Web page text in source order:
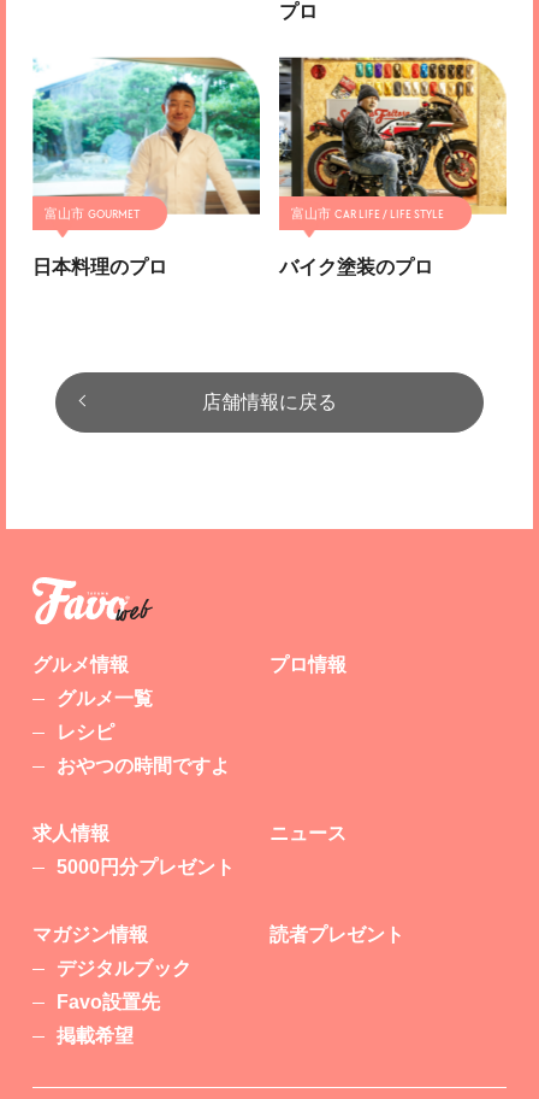
プロ
富山市
日本料理のプロ
富山市
バイク塗装のプロ
店舗情報に戻る
グルメ情報
グルメ一覧
レシピ
おやつの時間ですよ
プロ情報
求人情報
5000円分プレゼント
ニュース
マガジン情報
デジタルブック
Favo設置先
掲載希望
読者プレゼント